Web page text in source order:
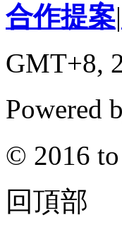
合作提案|
GMT+8,
Powered
© 2016
回頂部